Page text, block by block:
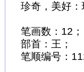
珍奇，美好
笔画数：12；
部首：王；
笔顺编号：